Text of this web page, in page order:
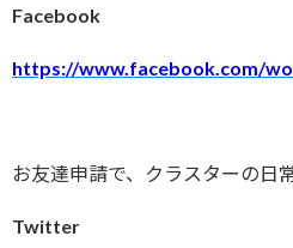
Facebook
https://www.facebook.com/
お友達申請で、クラスターの日
Twitter